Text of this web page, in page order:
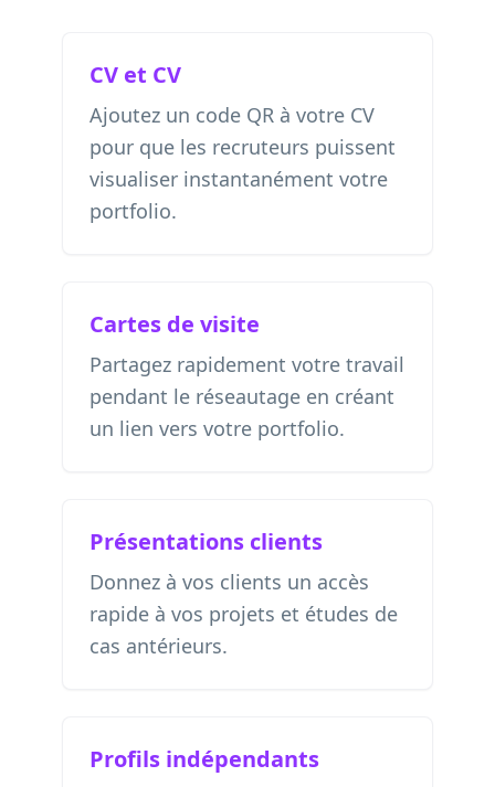
CV et CV
Ajoutez un code QR à votre CV
pour que les recruteurs puissent
visualiser instantanément votre
portfolio.
Cartes de visite
Partagez rapidement votre travail
pendant le réseautage en créant
un lien vers votre portfolio.
Présentations clients
Donnez à vos clients un accès
rapide à vos projets et études de
cas antérieurs.
Profils indépendants